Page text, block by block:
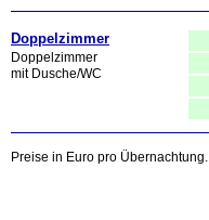
Doppelzimmer
Doppelzimmer
mit Dusche/WC
Preise in Euro pro Übernachtung.